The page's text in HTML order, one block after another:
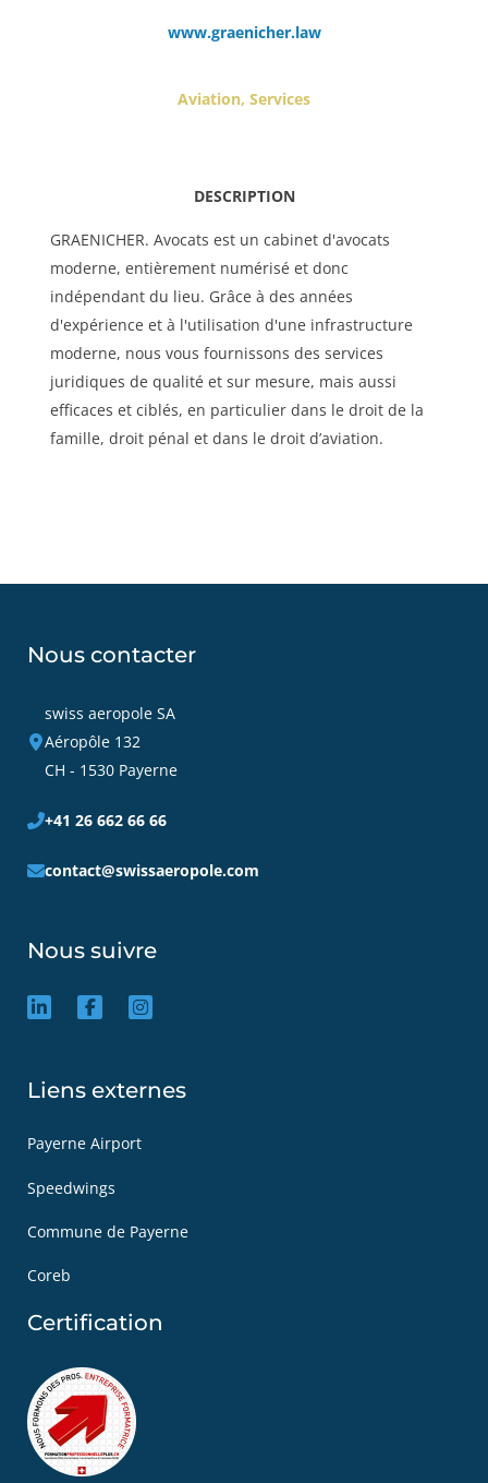
www.graenicher.law
Aviation, Services
DESCRIPTION
GRAENICHER. Avocats est un cabinet d'avocats
moderne, entièrement numérisé et donc
indépendant du lieu. Grâce à des années
d'expérience et à l'utilisation d'une infrastructure
moderne, nous vous fournissons des services
juridiques de qualité et sur mesure, mais aussi
efficaces et ciblés, en particulier dans le droit de la
famille, droit pénal et dans le droit d’aviation.
Nous contacter
swiss aeropole SA
Aéropôle 132
CH - 1530 Payerne
+41 26 662 66 66
contact@swissaeropole.com
Nous suivre
Liens externes
Payerne Airport
Speedwings
Commune de Payerne
Coreb
Certification